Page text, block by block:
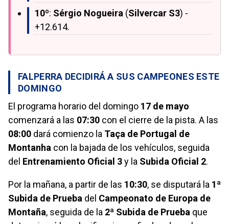
10º: Sérgio Nogueira (Silvercar S3) -
+12.614.
FALPERRA DECIDIRÁ A SUS CAMPEONES ESTE
DOMINGO
El programa horario del domingo 17 de mayo
comenzará a las 07:30 con el cierre de la pista. A las
08:00 dará comienzo la Taça de Portugal de
Montanha con la bajada de los vehículos, seguida
del Entrenamiento Oficial 3y la Subida Oficial 2.
Por la mañana, a partir de las 10:30, se disputará la 1ª
Subida de Prueba del Campeonato de Europa de
Montaña, seguida de la 2ª Subida de Prueba que